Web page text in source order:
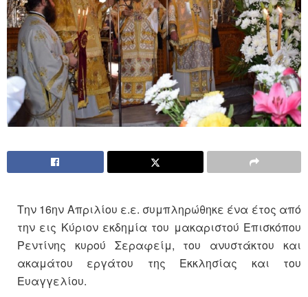
Την 16ην Απριλίου ε.ε. συμπληρώθηκε ένα έτος από
την εις Κύριον εκδημία του μακαριστού Επισκόπου
Ρεντίνης κυρού Σεραφείμ, του ανυστάκτου και
ακαμάτου εργάτου της Εκκλησίας και του
Ευαγγελίου.